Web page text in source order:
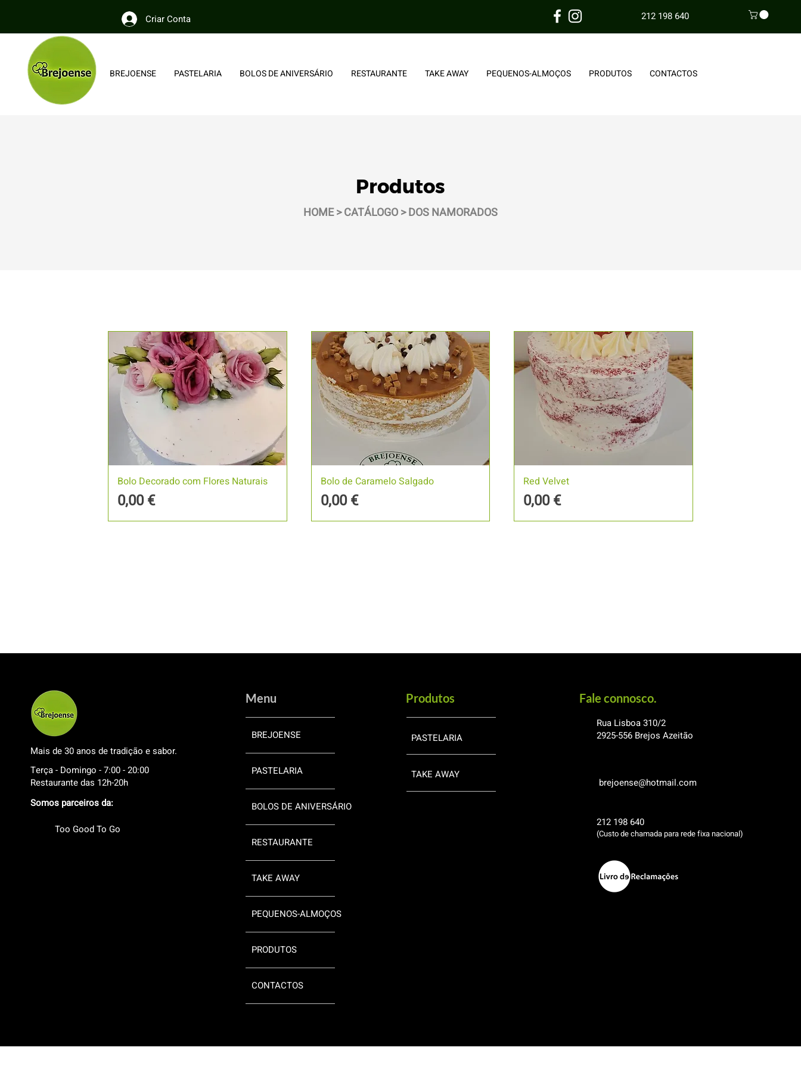
Criar Conta 212 198 640
BREJOENSE PASTELARIA BOLOS DE ANIVERSÁRIO RESTAURANTE TAKE AWAY PEQUENOS-ALMOÇOS PRODUTOS CONTACTOS
Produtos
HOME>CATÁLOGO> DOS NAMORADOS
Bolo Decorado com Flores Naturais
Preço
0,00 €
Bolo de Caramelo Salgado
Preço
0,00 €
Red Velvet
Preço
0,00 €
Mais de 30 anos de tradição e sabor.
Terça - Domingo - 7:00 - 20:00
Restaurante das 12h-20h
Somos parceiros da:
Too Good To Go
Menu
BREJOENSE
PASTELARIA
BOLOS DE ANIVERSÁRIO
RESTAURANTE
TAKE AWAY
PEQUENOS-ALMOÇOS
PRODUTOS
CONTACTOS
Produtos
PASTELARIA
TAKE AWAY
Fale connosco.
Rua Lisboa 310/2
2925-556 Brejos Azeitão
brejoense@hotmail.com
212 198 640
(Custo de chamada para rede fixa nacional)